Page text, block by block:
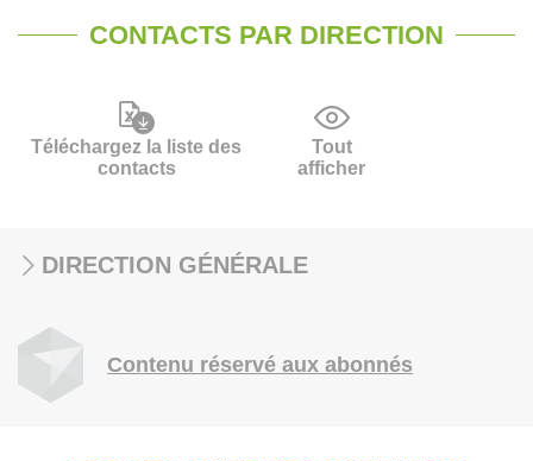
CONTACTS PAR DIRECTION
Téléchargez la liste des
contacts
Tout
afficher
DIRECTION GÉNÉRALE
Contenu réservé aux abonnés